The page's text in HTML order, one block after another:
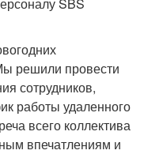
SBS
решили провести
сотрудников,
работы удаленного
всего коллектива
впечатлениям и